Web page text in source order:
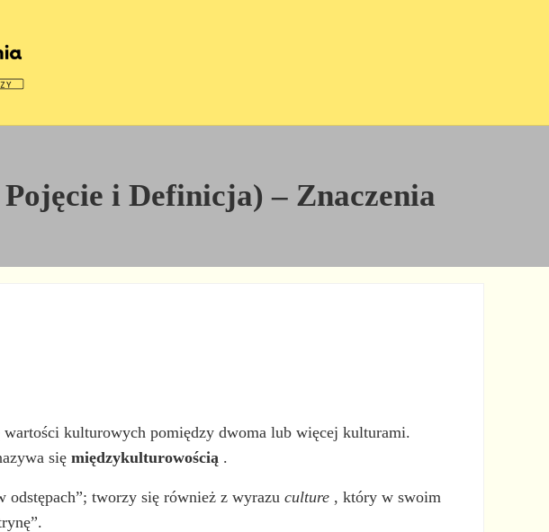
i Definicja) – Znaczenia
kulturowych pomiędzy dwoma lub więcej kulturami.
sięmiędzykulturowością .
odstępach”; tworzy się również z wyrazuculture , który w swoim